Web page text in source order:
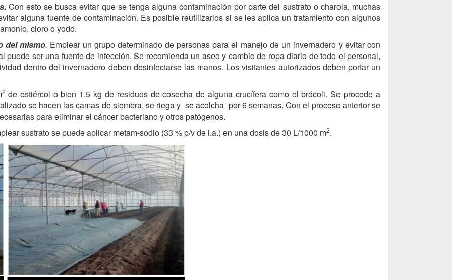
Con esto se busca evitar que se tenga alguna contaminación por parte del sustrato o charola, muchas
alguna fuente de contaminación. Es posible reutilizarlos si se les aplica un tratamiento con algunos
cloro o yodo.
del mismo. Emplear un grupo determinado de personas para el manejo de un invernadero y evitar con
puede ser una fuente de infección. Se recomienda un aseo y cambio de ropa diario de todo el personal,
dentro del invernadero deben desinfectarse las manos. Los visitantes autorizados deben portar un
2 de estiércol o bien 1.5 kg de residuos de cosecha de alguna crucífera como el brócoli. Se procede a
se hacen las camas de siembra, se riega y se acolcha por 6 semanas. Con el proceso anterior se
para eliminar el cáncer bacteriano y otros patógenos.
sustrato se puede aplicar metam-sodio (33 % p/v de i.a.) en una dosis de 30 L/1000 m2.